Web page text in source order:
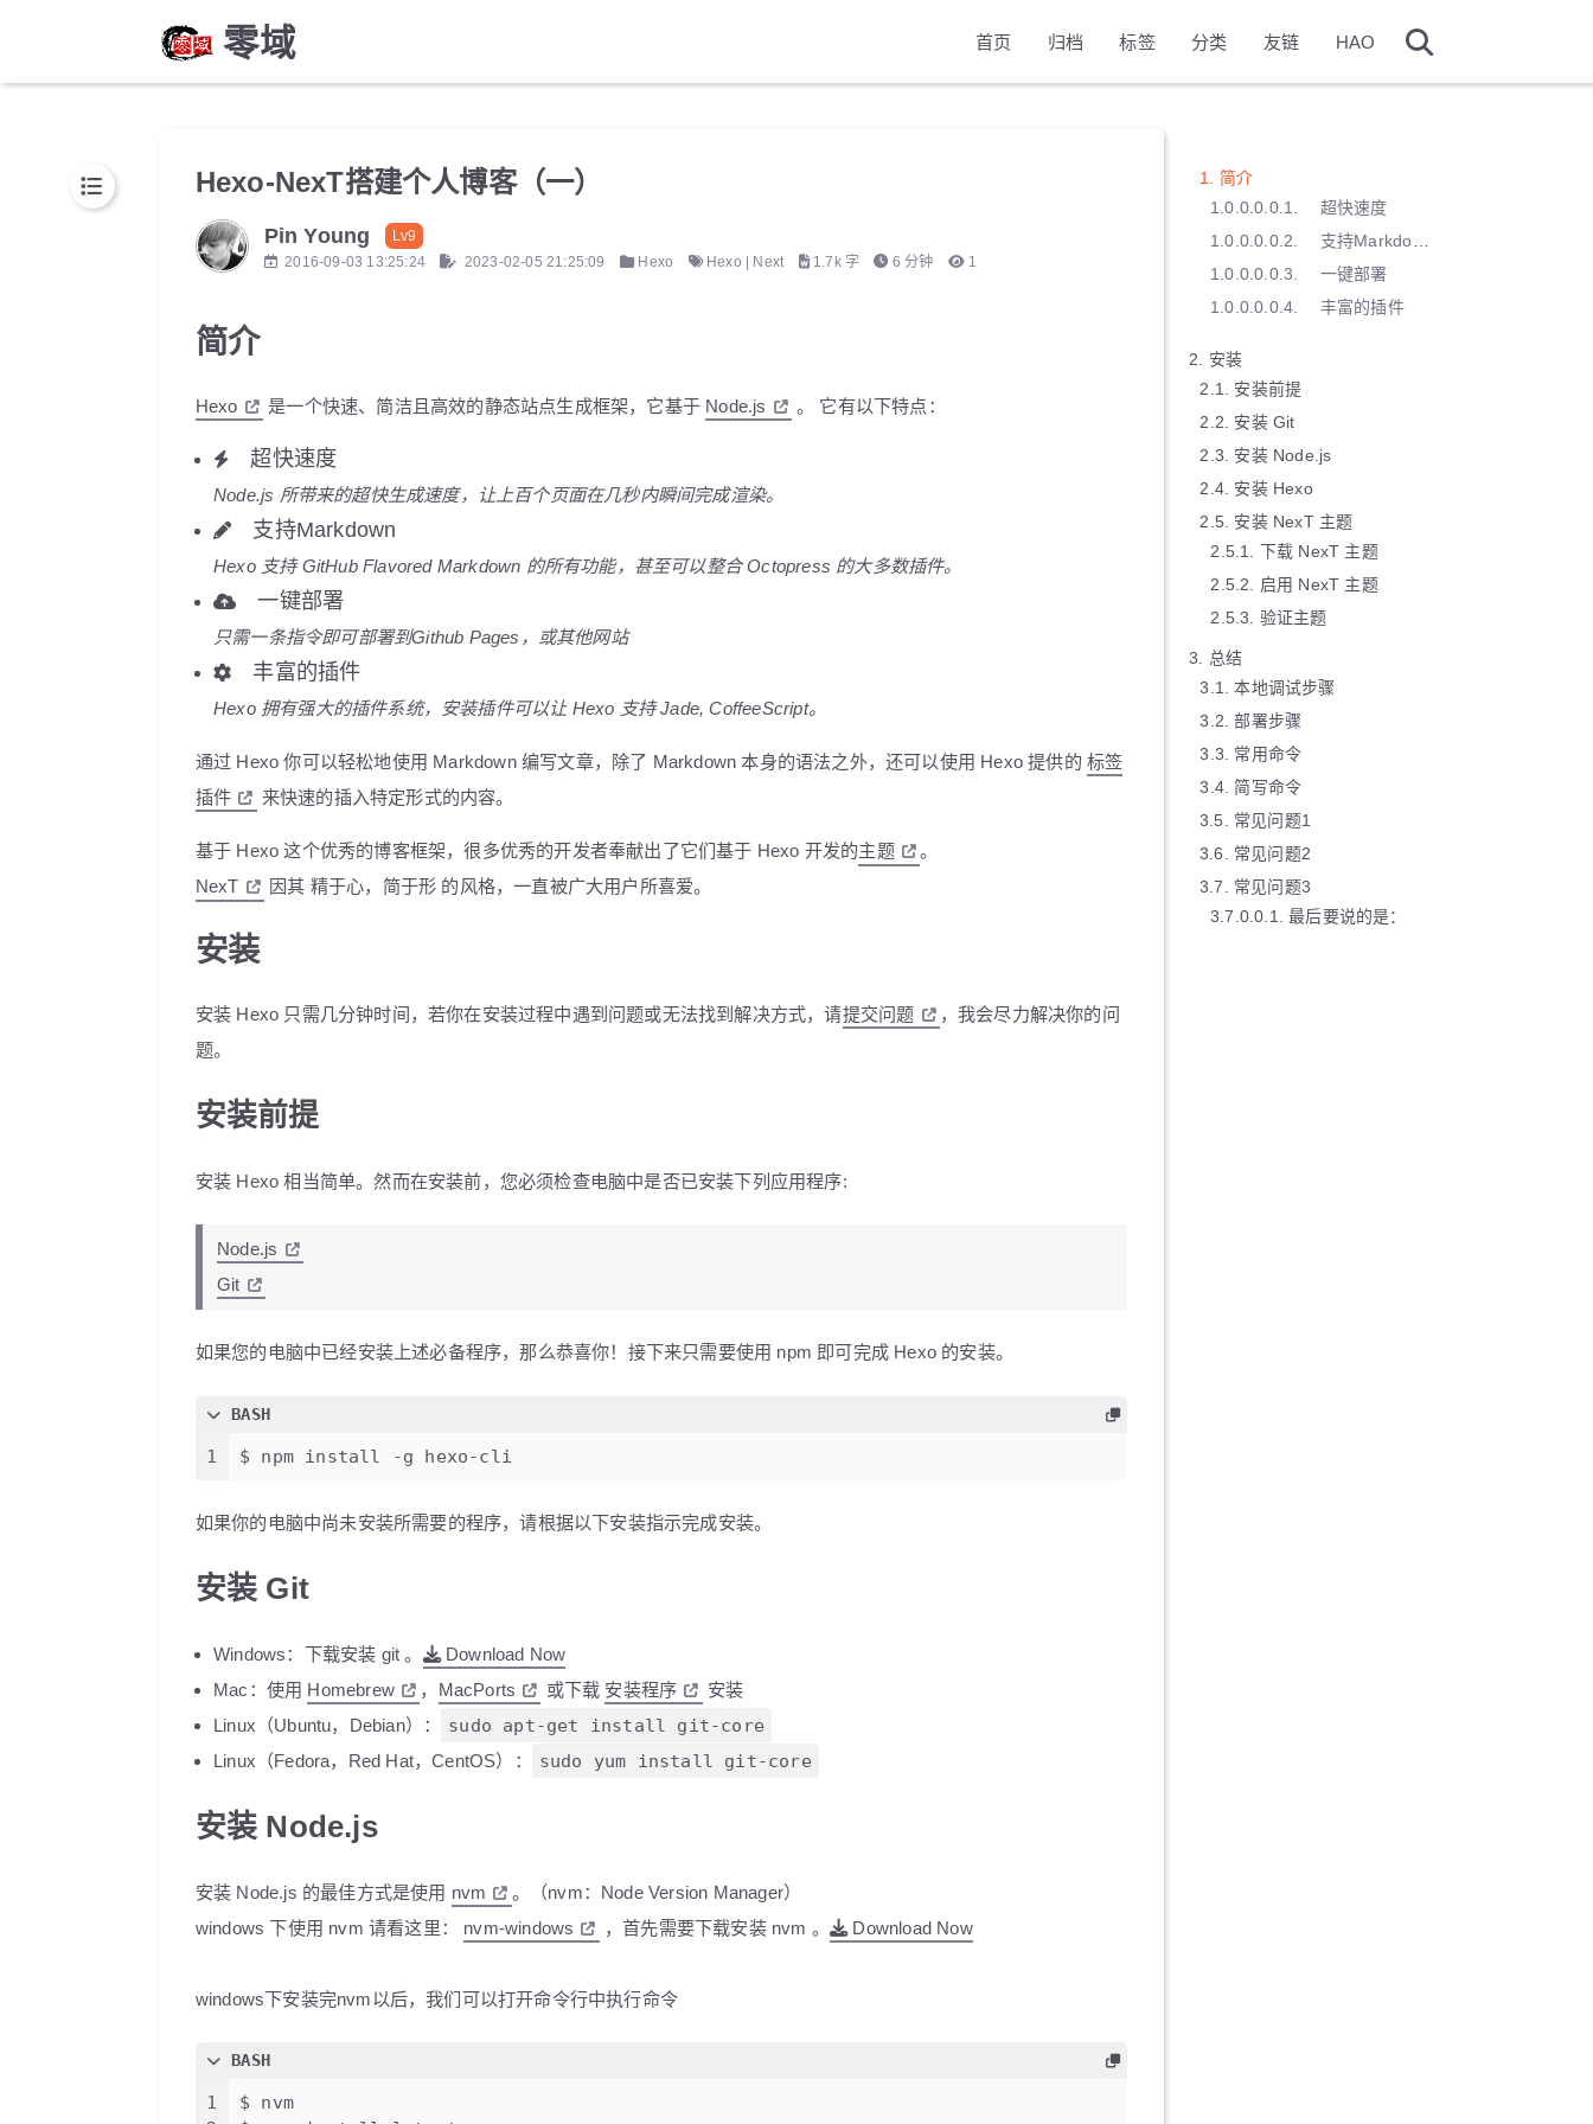
零域 首页 归档 标签 分类 友链 HAO
Hexo-NexT搭建个人博客（一）
Pin Young
Lv9
2016-09-03 13:25:24
2023-02-05 21:25:09 Hexo Hexo | Next 1.7k 字 6 分钟 1
简介
Hexo 是一个快速、简洁且高效的静态站点生成框架，它基于 Node.js 。 它有以下特点：
超快速度
Node.js 所带来的超快生成速度，让上百个页面在几秒内瞬间完成渲染。
支持Markdown
Hexo 支持 GitHub Flavored Markdown 的所有功能，甚至可以整合 Octopress 的大多数插件。
一键部署
只需一条指令即可部署到Github Pages，或其他网站
丰富的插件
Hexo 拥有强大的插件系统，安装插件可以让 Hexo 支持 Jade, CoffeeScript。
通过 Hexo 你可以轻松地使用 Markdown 编写文章，除了 Markdown 本身的语法之外，还可以使用 Hexo 提供的 标签
插件
来快速的插入特定形式的内容。
基于 Hexo 这个优秀的博客框架，很多优秀的开发者奉献出了它们基于 Hexo 开发的主题
。
NexT
因其 精于心，简于形 的风格，一直被广大用户所喜爱。
安装
安装 Hexo 只需几分钟时间，若你在安装过程中遇到问题或无法找到解决方式，请提交问题
，我会尽力解决你的问
题。
安装前提
安装 Hexo 相当简单。然而在安装前，您必须检查电脑中是否已安装下列应用程序:
Node.js
Git
如果您的电脑中已经安装上述必备程序，那么恭喜你！接下来只需要使用 npm 即可完成 Hexo 的安装。
BASH
1 $ npm install -g hexo-cli
如果你的电脑中尚未安装所需要的程序，请根据以下安装指示完成安装。
安装 Git
Windows：下载安装 git 。
Download Now
Mac：使用 Homebrew ， MacPorts 或下载 安装程序
安装
Linux（Ubuntu，Debian）：
sudo apt-get install git-core
Linux（Fedora，Red Hat，CentOS）：
sudo yum install git-core
安装 Node.js
安装 Node.js 的最佳方式是使用 nvm
。（nvm：Node Version Manager）
windows 下使用 nvm 请看这里： nvm-windows ，首先需要下载安装 nvm 。 Download Now
windows下安装完nvm以后，我们可以打开命令行中执行命令
BASH
1
$ nvm
1. 简介
1.0.0.0.0.1.
超快速度
1.0.0.0.0.2.
支持Markdown
1.0.0.0.0.3.
一键部署
1.0.0.0.0.4.
丰富的插件
2.
安装
2.1.
安装前提
2.2.
安装 Git
2.3.
安装 Node.js
2.4. 安装 Hexo
2.5.
安装 NexT 主题
2.5.1.
下载 NexT 主题
2.5.2.
启用 NexT 主题
2.5.3.
验证主题
3.
总结
3.1.
本地调试步骤
3.2. 部署步骤
3.3.
常用命令
3.4. 简写命令
3.5.
常见问题1
3.6.
常见问题2
3.7.
常见问题3
3.7.0.0.1.
最后要说的是：